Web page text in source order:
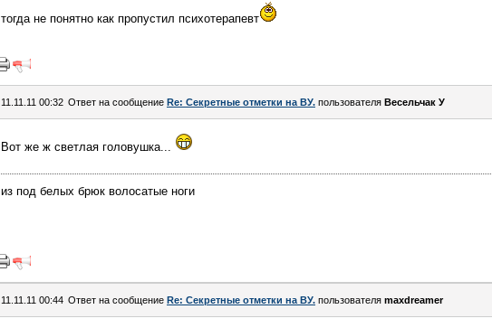
тогда не понятно как пропустил психотерапевт
11.11.11 00:32 Ответ на сообщение Re: Секретные отметки на ВУ. пользователя Весельчак У
Вот же ж светлая головушка...
из под белых брюк волосатые ноги
11.11.11 00:44 Ответ на сообщение Re: Секретные отметки на ВУ. пользователя maxdreamer